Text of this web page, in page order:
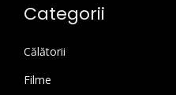
Categorii
Călătorii
Filme